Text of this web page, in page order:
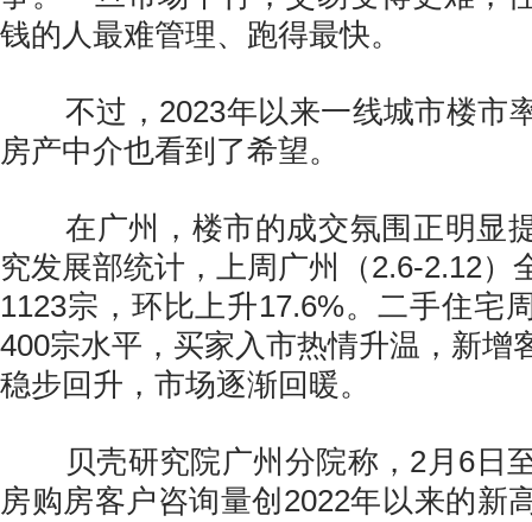
钱的人最难管理、跑得最快。
不过，2023年以来一线城市楼市
房产中介也看到了希望。
在广州，楼市的成交氛围正明显
究发展部统计，上周广州（2.6-2.12）
1123宗，环比上升17.6%。二手住宅
400宗水平，买家入市热情升温，新增
稳步回升，市场逐渐回暖。
贝壳研究院广州分院称，2月6日
房购房客户咨询量创2022年以来的新